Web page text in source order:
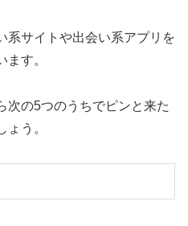
系サイトや出会い系アプリを
す。
次の5つのうちでピンと来た
う。